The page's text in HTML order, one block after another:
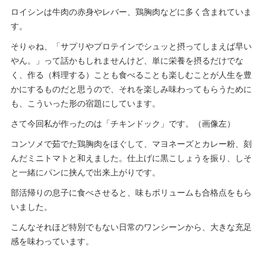
ロイシンは牛肉の赤身やレバー、鶏胸肉などに多く含まれていま
す。
そりゃね、「サプリやプロテインでシュッと摂ってしまえば早い
やん。」って話かもしれませんけど、単に栄養を摂るだけでな
く、作る（料理する）ことも食べることも楽しむことが人生を豊
かにするものだと思うので、それを楽しみ味わってもらうために
も、こういった形の宿題にしています。
さて今回私が作ったのは「チキンドック」です。（画像左）
コンソメで茹でた鶏胸肉をほぐして、マヨネーズとカレー粉、刻
んだミニトマトと和えました。仕上げに黒こしょうを振り、しそ
と一緒にパンに挟んで出来上がりです。
部活帰りの息子に食べさせると、味もボリュームも合格点をもら
いました。
こんなそれほど特別でもない日常のワンシーンから、大きな充足
感を味わっています。